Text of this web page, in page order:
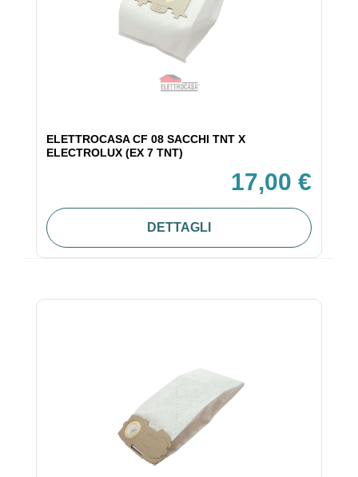
ELETTROCASA CF 08 SACCHI TNT X
ELECTROLUX (EX 7 TNT)
17,00 €
DETTAGLI